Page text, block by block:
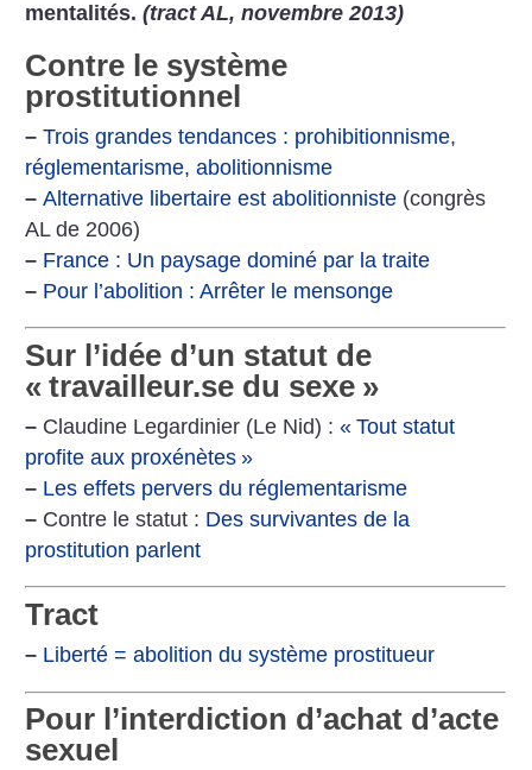
mentalités.(tract AL, novembre 2013)
Contre le système
prostitutionnel
– Trois grandes tendances : prohibitionnisme,
réglementarisme, abolitionnisme‬
– Alternative libertaire est abolitionniste (congrès
AL de 2006)
– ‪France : Un paysage dominé par la traite‬
– ‪Pour l’abolition : Arrêter le mensonge‬
Sur l’idée d’un statut de
« travailleur.se du sexe »
– Claudine Legardinier (Le Nid) :« Tout statut
profite aux proxénètes »
– ‪Les effets pervers du réglementarisme‬
– Contre le statut : Des survivantes de la
prostitution parlent
Tract
– ‪Liberté = abolition du système prostitueur‬
Pour l’interdiction d’achat d’acte
sexuel